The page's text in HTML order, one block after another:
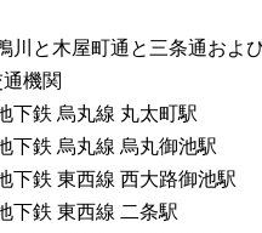
川と木屋町通と三条通およ
機関
下鉄 烏丸線 丸太町駅
下鉄 烏丸線 烏丸御池駅
下鉄 東西線 西大路御池駅
下鉄 東西線 二条駅